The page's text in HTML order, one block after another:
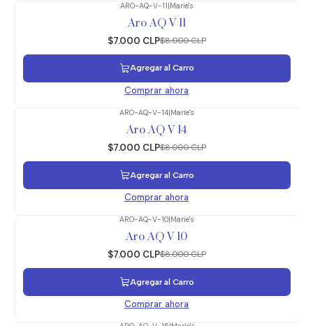
ARO-AQ-V-11|Marie's
Aro AQ V 11
$7.000 CLP$8.000 CLP
Agregar al Carro
Comprar ahora
ARO-AQ-V-14|Marie's
Aro AQ V 14
$7.000 CLP$8.000 CLP
Agregar al Carro
Comprar ahora
ARO-AQ-V-10 Marie's
Aro AQ V 10
$7.000 CLP$8.000 CLP
Agregar al Carro
Comprar ahora